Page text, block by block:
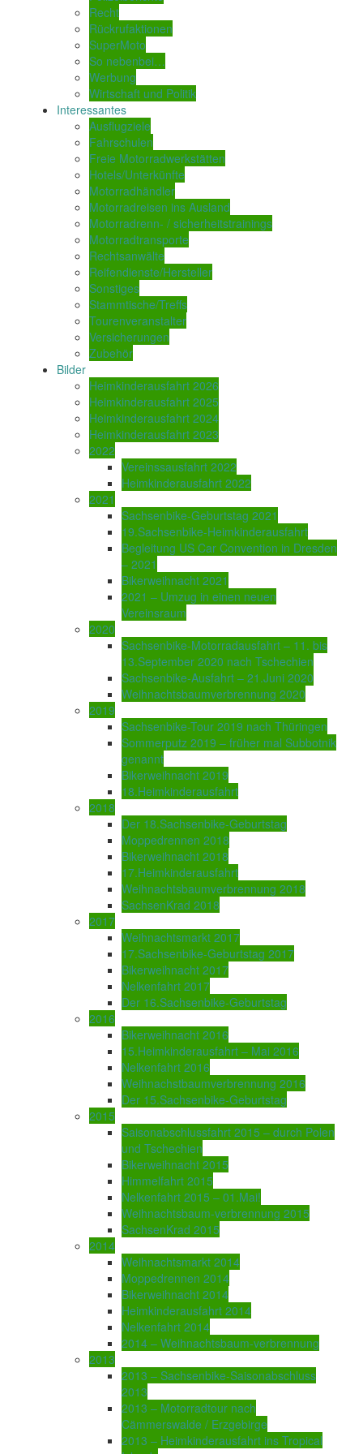
Recht
Rückrufaktionen
SuperMoto
So nebenbei…
Werbung
Wirtschaft und Politik
Interessantes
Ausflugziele
Fahrschulen
Freie Motorradwerkstätten
Hotels/Unterkünfte
Motorradhändler
Motorradreisen ins Ausland
Motorradrenn- / sicherheitstrainings
Motorradtransporte
Rechtsanwälte
Reifendienste/Hersteller
Sonstiges
Stammtische/Treffs
Tourenveranstalter
Versicherungen
Zubehör
Bilder
Heimkinderausfahrt 2026
Heimkinderausfahrt 2025
Heimkinderausfahrt 2024
Heimkinderausfahrt 2023
2022
Vereinssausfahrt 2022
Heimkinderausfahrt 2022
2021
Sachsenbike-Geburtstag 2021
19.Sachsenbike-Heimkinderausfahrt
Begleitung US Car Convention in Dresden
– 2021
Bikerweihnacht 2021
2021 – Umzug in einen neuen
Vereinsraum
2020
Sachsenbike-Motorradausfahrt – 11. bis
13.September 2020 nach Tschechien
Sachsenbike-Ausfahrt – 21.Juni 2020
Weihnachtsbaumverbrennung 2020
2019
Sachsenbike-Tour 2019 nach Thüringen
Sommerputz 2019 – früher mal Subbotnik
genannt
Bikerweihnacht 2019
18.Heimkinderausfahrt
2018
Der 18.Sachsenbike-Geburtstag
Moppedrennen 2018
Bikerweihnacht 2018
17.Heimkinderausfahrt
Weihnachtsbaumverbrennung 2018
SachsenKrad 2018
2017
Weihnachtsmarkt 2017
17.Sachsenbike-Geburtstag 2017
Bikerweihnacht 2017
Nelkenfahrt 2017
Der 16.Sachsenbike-Geburtstag
2016
Bikerweihnacht 2016
15.Heimkinderausfahrt – Mai 2016
Nelkenfahrt 2016
Weihnachstbaumverbrennung 2016
Der 15.Sachsenbike-Geburtstag
2015
Saisonabschlussfahrt 2015 – durch Polen
und Tschechien
Bikerweihnacht 2015
Himmelfahrt 2015
Nelkenfahrt 2015 – 01.Mai!
Weihnachtsbaum-verbrennung 2015
SachsenKrad 2015
2014
Weihnachtsmarkt 2014
Moppedrennen 2014
Bikerweihnacht 2014
Heimkinderausfahrt 2014
Nelkenfahrt 2014
2014 – Weihnachtsbaum-verbrennung
2013
2013 – Sachsenbike-Saisonabschluss
2013
2013 – Motorradtour nach
Cämmerswalde / Erzgebirge
2013 – Heimkinderausfahrt ins Tropical